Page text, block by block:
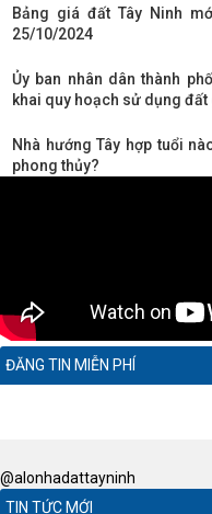
Bảng giá đất Tây Ninh
25/10/2024
Ủy ban nhân dân thành
khai quy hoạch sử dụng
Nhà hướng Tây hợp tuổi
phong thủy?
ĐĂNG TIN MIỄN PHÍ
@alonhadattayninh
TIN TỨC MỚI